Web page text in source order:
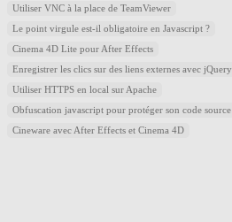
Utiliser VNC à la place de TeamViewer
Le point virgule est-il obligatoire en Javascript ?
Cinema 4D Lite pour After Effects
Enregistrer les clics sur des liens externes avec jQuery
Utiliser HTTPS en local sur Apache
Obfuscation javascript pour protéger son code source
Cineware avec After Effects et Cinema 4D